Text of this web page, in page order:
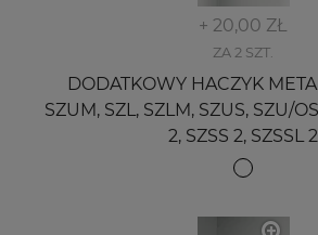
+ 20,00 ZŁ
ZA 2 SZT.
DODATKOWY HACZYK
SZUM, SZL, SZLM, SZUS, SZU/
2, SZSS 2, SZSSL 2